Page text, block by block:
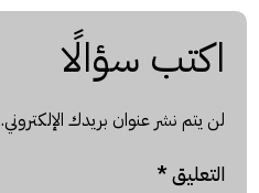
اكتب سؤالًا
لن يتم نشر عنوان بريدك الإلكتروني.
التعليق*